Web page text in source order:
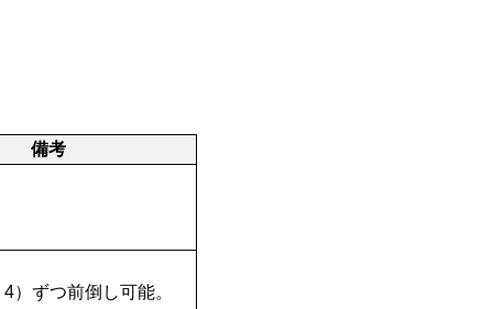
備考
4）ずつ前倒し可能。